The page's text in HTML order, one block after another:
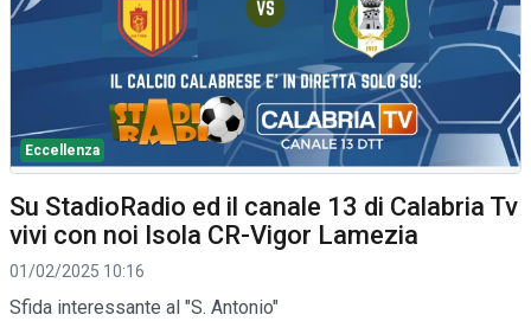
Eccellenza
Su StadioRadio ed il canale 13 di Calabria Tv
vivi con noi Isola CR-Vigor Lamezia
01/02/2025 10:16
Sfida interessante al "S. Antonio"